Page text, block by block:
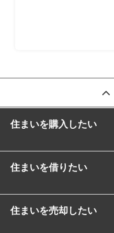
住まいを購入したい
住まいを借りたい
住まいを売却したい